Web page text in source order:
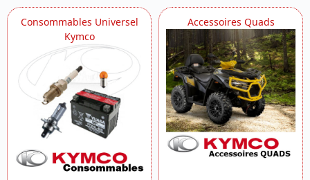
Consommables Universel
Kymco
Accessoires Quads